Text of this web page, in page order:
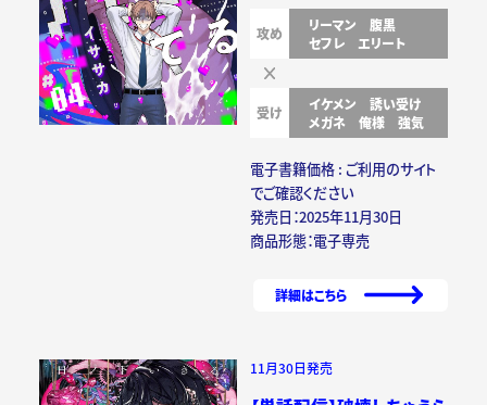
攻め リーマン
腹黒
セフレ
エリート
受け イケメン
誘い受け
メガネ
俺様 強気
電子書籍価格 : ご利用のサイト
でご確認ください
発売日：2025年11月30日
商品形態：電子専売
詳細はこちら
11月30日発売